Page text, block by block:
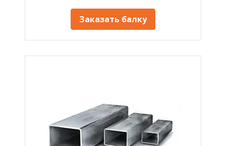
Заказать балку